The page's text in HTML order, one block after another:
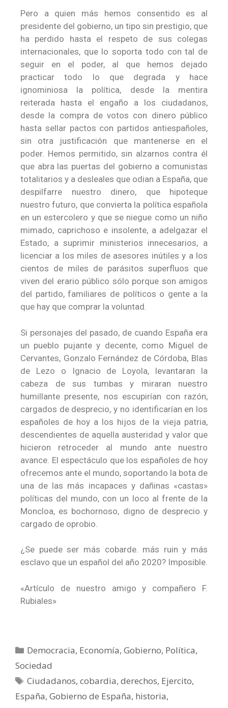
Pero a quien más hemos consentido es al
presidente del gobierno, un tipo sin prestigio, que
ha perdido hasta el respeto de sus colegas
internacionales, que lo soporta todo con tal de
seguir en el poder, al que hemos dejado
practicar todo lo que degrada y hace
ignominiosa la política, desde la mentira
reiterada hasta el engaño a los ciudadanos,
desde la compra de votos con dinero público
hasta sellar pactos con partidos antiespañoles,
sin otra justificación que mantenerse en el
poder. Hemos permitido, sin alzarnos contra él
que abra las puertas del gobierno a comunistas
totalitarios y a desleales que odian a España, que
despilfarre nuestro dinero, que hipoteque
nuestro futuro, que convierta la política española
en un estercolero y que se niegue como un niño
mimado, caprichoso e insolente, a adelgazar el
Estado, a suprimir ministerios innecesarios, a
licenciar a los miles de asesores inútiles y a los
cientos de miles de parásitos superfluos que
viven del erario público sólo porque son amigos
del partido, familiares de políticos o gente a la
que hay que comprar la voluntad.
Si personajes del pasado, de cuando España era
un pueblo pujante y decente, como Miguel de
Cervantes, Gonzalo Fernández de Córdoba, Blas
de Lezo o Ignacio de Loyola, levantaran la
cabeza de sus tumbas y miraran nuestro
humillante presente, nos escupirían con razón,
cargados de desprecio, y no identificarían en los
españoles de hoy a los hijos de la vieja patria,
descendientes de aquella austeridad y valor que
hicieron retroceder al mundo ante nuestro
avance. El espectáculo que los españoles de hoy
ofrecemos ante el mundo, soportando la bota de
una de las más incapaces y dañinas «castas»
políticas del mundo, con un loco al frente de la
Moncloa, es bochornoso, digno de desprecio y
cargado de oprobio.
¿Se puede ser más cobarde. más ruin y más
esclavo que un español del año 2020? Imposible.
«Artículo de nuestro amigo y compañero F.
Rubiales»
Democracia, Economía,Gobierno, Política,
Sociedad
Ciudadanos,cobardia,derechos, Ejercito,
España, Gobierno de España, historia,